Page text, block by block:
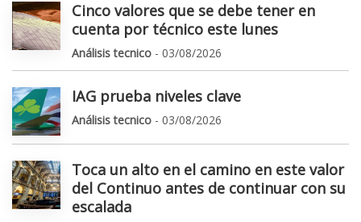
Cinco valores que se debe tener en
cuenta por técnico este lunes
Análisis tecnico - 03/08/2026
IAG prueba niveles clave
Análisis tecnico - 03/08/2026
Toca un alto en el camino en este valor
del Continuo antes de continuar con su
escalada